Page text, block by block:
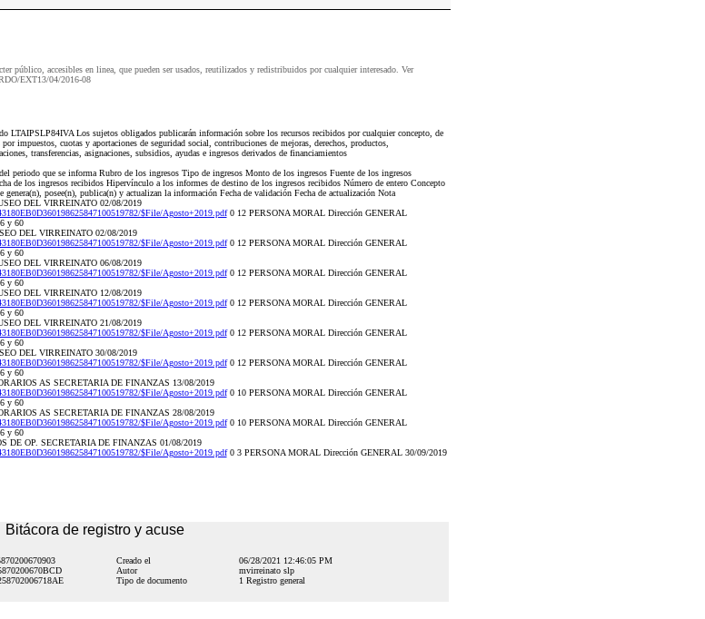
público, accesibles en linea, que pueden ser usados, reutilizados y redistribuidos por cualquier interesado. Ver
EXT13/04/2016-08
LTAIPSLP84IVA Los sujetos obligados publicarán información sobre los recursos recibidos por cualquier concepto, de
impuestos, cuotas y aportaciones de seguridad social, contribuciones de mejoras, derechos, productos,
transferencias, asignaciones, subsidios, ayudas e ingresos derivados de financiamientos
periodo que se informa Rubro de los ingresos Tipo de ingresos Monto de los ingresos Fuente de los ingresos
de los ingresos recibidos Hipervínculo a los informes de destino de los ingresos recibidos Número de entero Concepto
posee(n), publica(n) y actualizan la información Fecha de validación Fecha de actualización Nota
DEL VIRREINATO 02/08/2019
$File/Agosto+2019.pdf0 12 PERSONA MORAL Dirección GENERAL
y 60
DEL VIRREINATO 02/08/2019
$File/Agosto+2019.pdf0 12 PERSONA MORAL Dirección GENERAL
y 60
DEL VIRREINATO 06/08/2019
$File/Agosto+2019.pdf0 12 PERSONA MORAL Dirección GENERAL
y 60
DEL VIRREINATO 12/08/2019
$File/Agosto+2019.pdf0 12 PERSONA MORAL Dirección GENERAL
y 60
DEL VIRREINATO 21/08/2019
$File/Agosto+2019.pdf0 12 PERSONA MORAL Dirección GENERAL
y 60
DEL VIRREINATO 30/08/2019
$File/Agosto+2019.pdf0 12 PERSONA MORAL Dirección GENERAL
y 60
AS SECRETARIA DE FINANZAS 13/08/2019
$File/Agosto+2019.pdf0 10 PERSONA MORAL Dirección GENERAL
y 60
AS SECRETARIA DE FINANZAS 28/08/2019
$File/Agosto+2019.pdf0 10 PERSONA MORAL Dirección GENERAL
y 60
DE OP. SECRETARIA DE FINANZAS 01/08/2019
$File/Agosto+2019.pdf0 3 PERSONA MORAL Dirección GENERAL 30/09/2019
Bitácora de registro y acuse
Creado el
06/28/2021 12:46:05 PM
Autor
mvirreinato slp
Tipo de documento 1 Registro general